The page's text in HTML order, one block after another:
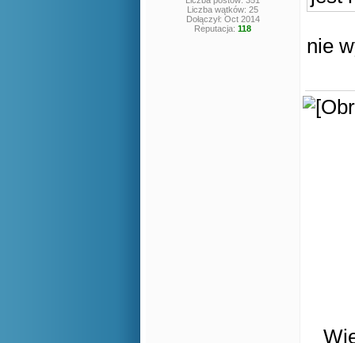
Liczba wątków: 25
Dołączył: Oct 2014
Reputacja: 118
nie